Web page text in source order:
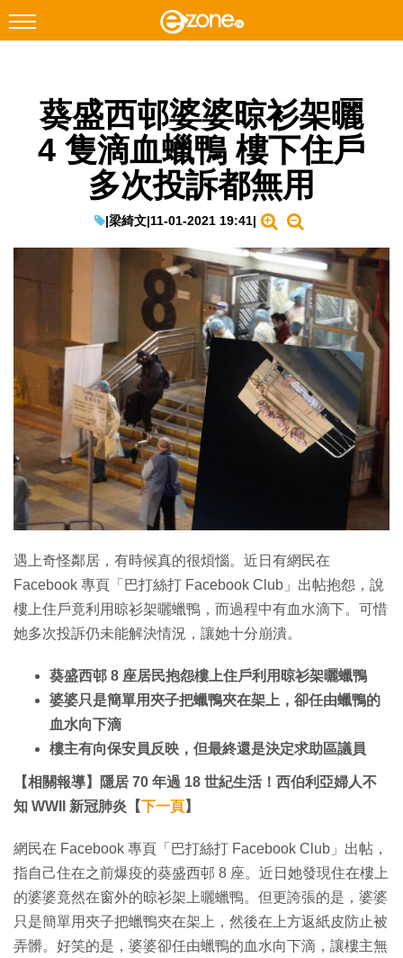
Facebook Instagram
科技焦點
教學評測
EduTech
生成式AI與雲端應用
Enterprise Digital Transformation
特集
葵盛西邨婆婆晾衫架曬
4 隻滴血蠟鴨 樓下住戶
多次投訴都無用
|梁綺文|11-01-2021 19:41|
遇上奇怪鄰居，有時候真的很煩惱。近日有網民在
Facebook 專頁「巴打絲打 Facebook Club」出帖抱怨，說
樓上住戶竟利用晾衫架曬蠟鴨，而過程中有血水滴下。可惜
她多次投訴仍未能解決情況，讓她十分崩潰。
葵盛西邨 8 座居民抱怨樓上住戶利用晾衫架曬蠟鴨
婆婆只是簡單用夾子把蠟鴨夾在架上，卻任由蠟鴨的
血水向下滴
樓主有向保安員反映，但最終還是決定求助區議員
【相關報導】隱居 70 年過 18 世紀生活！西伯利亞婦人不
知 WWII 新冠肺炎【下一頁】
網民在 Facebook 專頁「巴打絲打 Facebook Club」出帖，
指自己住在之前爆疫的葵盛西邨 8 座。近日她發現住在樓上
的婆婆竟然在窗外的晾衫架上曬蠟鴨。但更誇張的是，婆婆
只是簡單用夾子把蠟鴨夾在架上，然後在上方返紙皮防止被
弄髒。好笑的是，婆婆卻任由蠟鴨的血水向下滴，讓樓主無